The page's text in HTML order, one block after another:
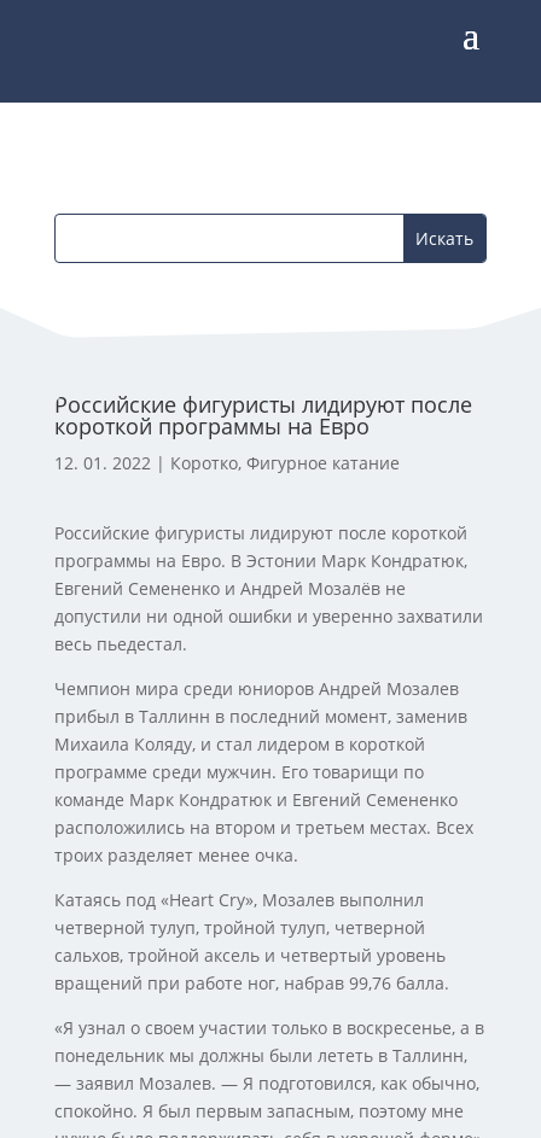
Российские фигуристы лидируют после
короткой программы на Евро
12. 01. 2022| Коротко, Фигурное катание
Российские фигуристы лидируют после короткой
программы на Евро. В Эстонии Марк Кондратюк,
Евгений Семененко и Андрей Мозалёв не
допустили ни одной ошибки и уверенно захватили
весь пьедестал.
Чемпион мира среди юниоров Андрей Мозалев
прибыл в Таллинн в последний момент, заменив
Михаила Коляду, и стал лидером в короткой
программе среди мужчин. Его товарищи по
команде Марк Кондратюк и Евгений Семененко
расположились на втором и третьем местах. Всех
троих разделяет менее очка.
Катаясь под «Heart Cry», Мозалев выполнил
четверной тулуп, тройной тулуп, четверной
сальхов, тройной аксель и четвертый уровень
вращений при работе ног, набрав 99,76 балла.
«Я узнал о своем участии только в воскресенье, а в
понедельник мы должны были лететь в Таллинн,
— заявил Мозалев. — Я подготовился, как обычно,
спокойно. Я был первым запасным, поэтому мне